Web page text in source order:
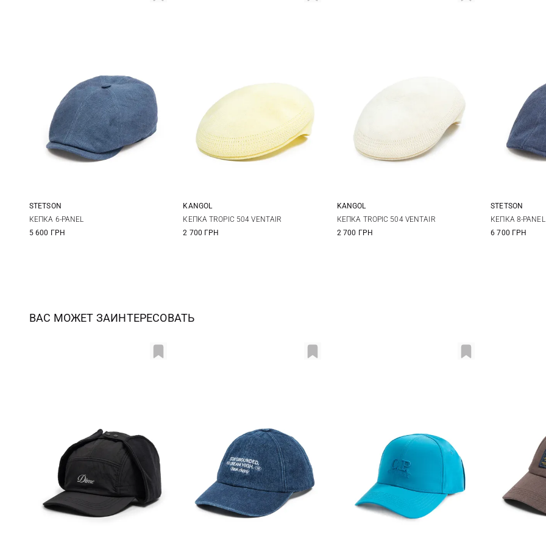
M
STETSON
КЕПКА 6-PANEL
5 600 ГРН
S M L
KANGOL
КЕПКА TROPIC 504 VENTAIR
2 700 ГРН
S M L
KANGOL
КЕПКА TROPIC 504 VENTAIR
2 700 ГРН
57
STETSON
КЕПКА 8-PANEL
6 700 ГРН
ВАС МОЖЕТ ЗАИНТЕРЕСОВАТЬ